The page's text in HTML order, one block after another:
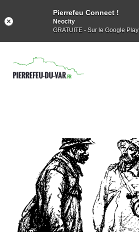
Pierrefeu Connect !
Neocity
GRATUITE - Sur le Google Play